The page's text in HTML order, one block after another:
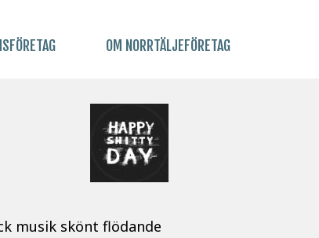
OM NORRTÄLJEFÖRETAG
musik skönt flödande